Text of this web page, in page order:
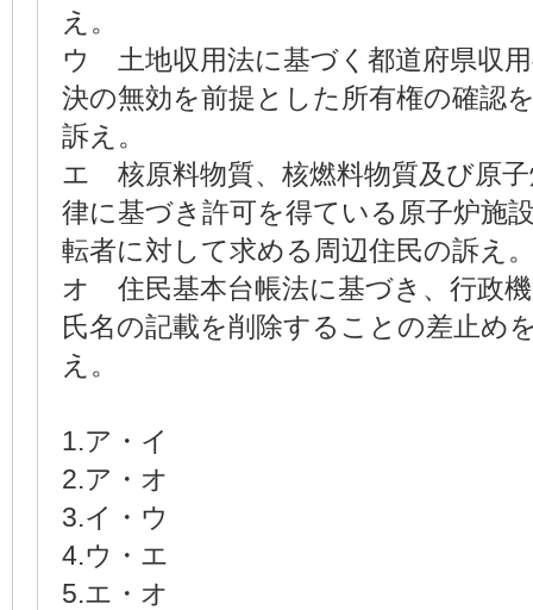
え。
ウ 土地収用法に基づく都道府県収
決の無効を前提とした所有権の確認
訴え。
エ 核原料物質、核燃料物質及び原
律に基づき許可を得ている原子炉施
転者に対して求める周辺住民の訴え
オ 住民基本台帳法に基づき、行政
氏名の記載を削除することの差止め
え。
1.ア・イ
2.ア・オ
3.イ・ウ
4.ウ・エ
5.エ・オ